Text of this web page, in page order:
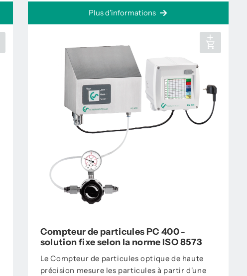
Plus d'informations
Compteur de particules PC 400 -
solution fixe selon la norme ISO 8573
Le Compteur de particules optique de haute
précision mesure les particules à partir d'une